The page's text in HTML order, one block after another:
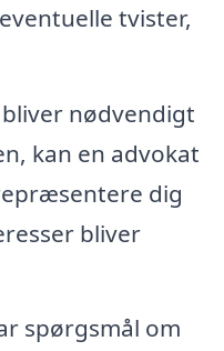
tvister,
nødvendigt
kan en advokat
dig
bliver
spørgsmål om